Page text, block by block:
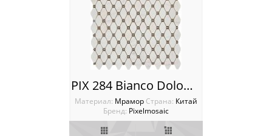
PIX 284 Bianco Dolomite, Cinderella Grey, чип 39x24 мм, сетка 286х295x7 мм, Полированная
Материал: Мрамор Cтрана: Китай
Бренд: Pixelmosaic